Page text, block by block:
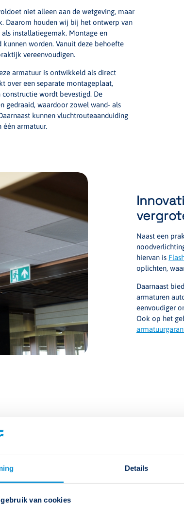
Details
van cookies
niet alleen aan de wetgeving, maar
Daarom houden wij bij het ontwerp van
installatiegemak. Montage en
worden. Vanuit deze behoefte
vereenvoudigen.
armatuur is ontwikkeld als direct
over een separate montageplaat,
wordt bevestigd. De
gedraaid, waardoor zowel wand- als
kunnen vluchtrouteaanduiding
één armatuur.
Naast een
hiervan is
oplichten,
Daarnaast
armaturen
eenvoudiger
Ook op het
70 jaar ervaring
die ondersteunen bij het toepassen
worden toegelicht. Ook ondersteunen
waarmee inzichtelijk wordt waar
realiseren.